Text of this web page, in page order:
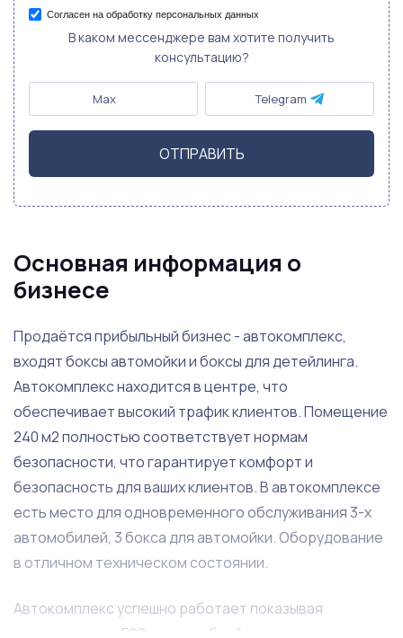
Согласен на обработку персональных данных
В каком мессенджере вам хотите получить
консультацию?
Max Telegram
ОТПРАВИТЬ
Основная информация о
бизнесе
Продаётся прибыльный бизнес - автокомплекс,
входят боксы автомойки и боксы для детейлинга.
Автокомплекс находится в центре, что
обеспечивает высокий трафик клиентов. Помещение
240 м2 полностью соответствует нормам
безопасности, что гарантирует комфорт и
безопасность для ваших клиентов. В автокомплексе
есть место для одновременного обслуживания 3-х
автомобилей, 3 бокса для автомойки. Оборудование
в отличном техническом состоянии.
Автокомплекс успешно работает показывая
доходность от 500 тысяч рублей, так что вы его